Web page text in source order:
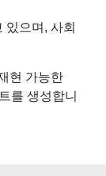
있으며, 사회
현 가능한
를 생성합니